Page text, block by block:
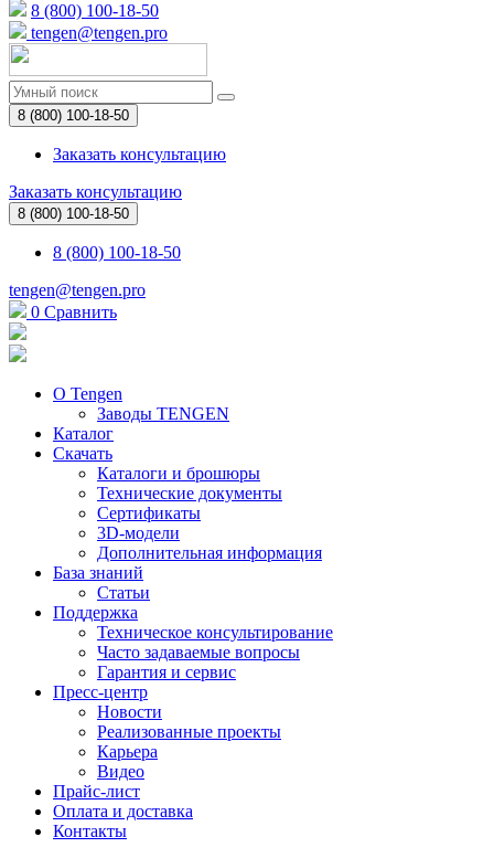
8 (800) 100-18-50
tengen@tengen.pro
8 (800) 100-18-50
Заказать консультацию
Заказать консультацию
8 (800) 100-18-50
8 (800) 100-18-50
tengen@tengen.pro
0 Сравнить
О Tengen
Заводы TENGEN
Каталог
Скачать
Каталоги и брошюры
Технические документы
Сертификаты
3D-модели
Дополнительная информация
База знаний
Статьи
Поддержка
Техническое консультирование
Часто задаваемые вопросы
Гарантия и сервис
Пресс-центр
Новости
Реализованные проекты
Карьера
Видео
Прайс-лист
Оплата и доставка
Контакты